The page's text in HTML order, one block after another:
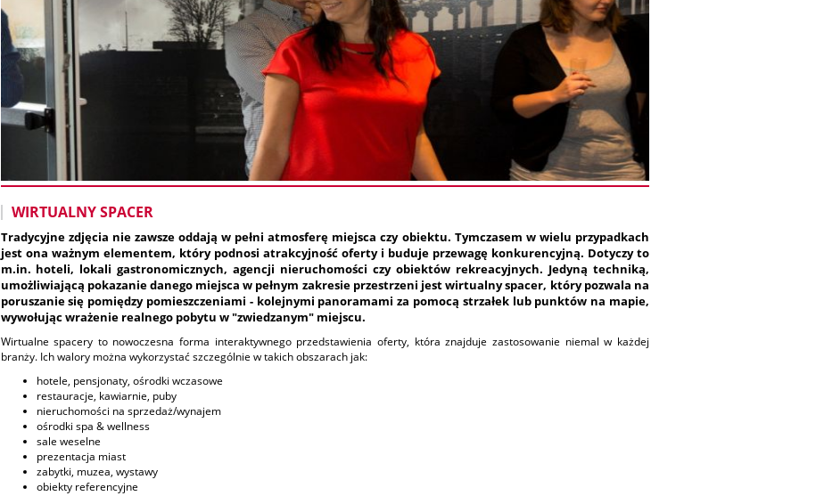
WIRTUALNY SPACER
Tradycyjne zdjęcia nie zawsze oddają w pełni atmosferę miejsca czy obiektu. Tymczasem w wielu przypadkach
jest ona ważnym elementem, który podnosi atrakcyjność oferty i buduje przewagę konkurencyjną. Dotyczy to
m.in. hoteli, lokali gastronomicznych, agencji nieruchomości czy obiektów rekreacyjnych. Jedyną techniką,
umożliwiającą pokazanie danego miejsca w pełnym zakresie przestrzeni jest wirtualny spacer, który pozwala na
poruszanie się pomiędzy pomieszczeniami - kolejnymi panoramami za pomocą strzałek lub punktów na mapie,
wywołując wrażenie realnego pobytu w "zwiedzanym" miejscu.
Wirtualne spacery to nowoczesna forma interaktywnego przedstawienia oferty, która znajduje zastosowanie niemal w każdej
branży. Ich walory można wykorzystać szczególnie w takich obszarach jak:
hotele, pensjonaty, ośrodki wczasowe
restauracje, kawiarnie, puby
nieruchomości na sprzedaż/wynajem
ośrodki spa & wellness
sale weselne
prezentacja miast
zabytki, muzea, wystawy
obiekty referencyjne